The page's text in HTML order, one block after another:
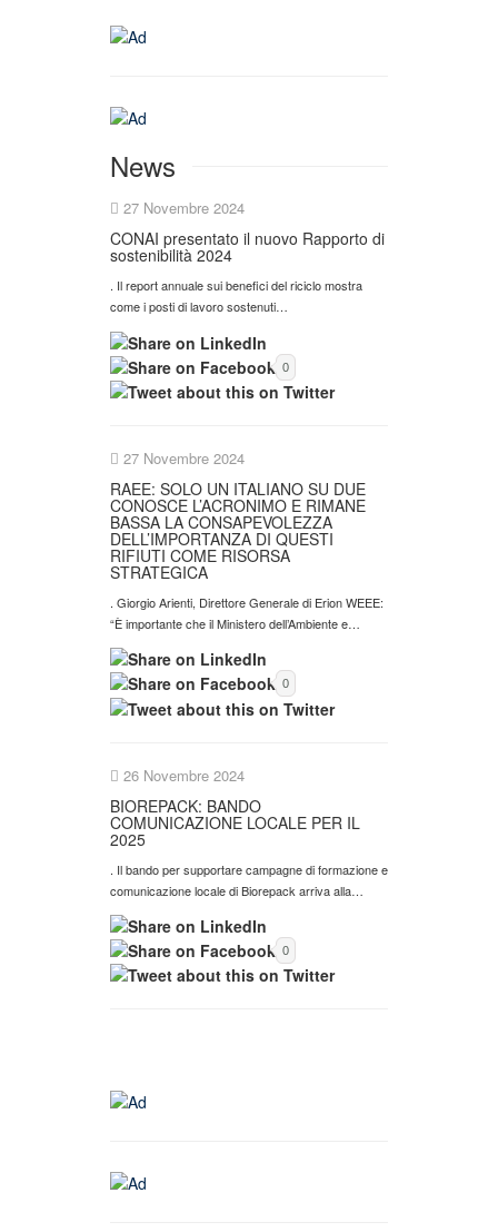
News
27 Novembre 2024
CONAI presentato il nuovo Rapporto di
sostenibilità 2024
. Il report annuale sui benefici del riciclo mostra
come i posti di lavoro sostenuti…
0
27 Novembre 2024
RAEE: SOLO UN ITALIANO SU DUE
CONOSCE L’ACRONIMO E RIMANE
BASSA LA CONSAPEVOLEZZA
DELL’IMPORTANZA DI QUESTI
RIFIUTI COME RISORSA
STRATEGICA
. Giorgio Arienti, Direttore Generale di Erion WEEE:
“È importante che il Ministero dell’Ambiente e…
0
26 Novembre 2024
BIOREPACK: BANDO
COMUNICAZIONE LOCALE PER IL
2025
. Il bando per supportare campagne di formazione e
comunicazione locale di Biorepack arriva alla…
0